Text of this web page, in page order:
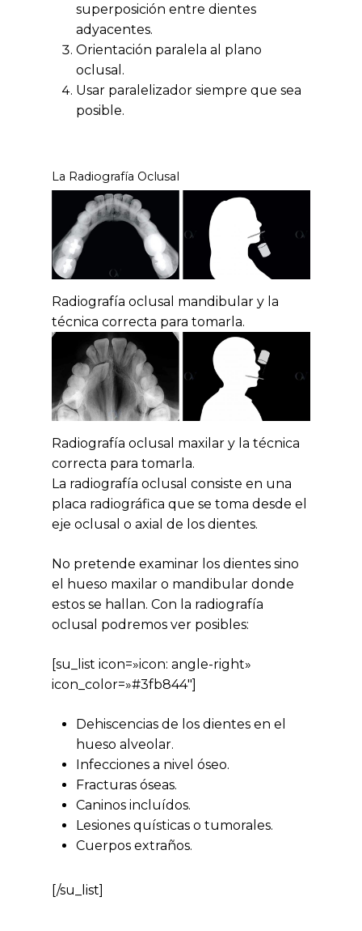
superposición entre dientes
adyacentes.
Orientación paralela al plano
oclusal.
Usar paralelizador siempre que sea
posible.
La Radiografía Oclusal
Radiografía oclusal mandibular y la
técnica correcta para tomarla.
Radiografía oclusal maxilar y la técnica
correcta para tomarla.
La radiografía oclusal consiste en una
placa radiográfica que se toma desde el
eje oclusal o axial de los dientes.
No pretende examinar los dientes sino
el hueso maxilar o mandibular donde
estos se hallan. Con la radiografía
oclusal podremos ver posibles:
[su_list icon=»icon: angle-right»
icon_color=»#3fb844″]
Dehiscencias de los dientes en el
hueso alveolar.
Infecciones a nivel óseo.
Fracturas óseas.
Caninos incluídos.
Lesiones quísticas o tumorales.
Cuerpos extraños.
[/su_list]